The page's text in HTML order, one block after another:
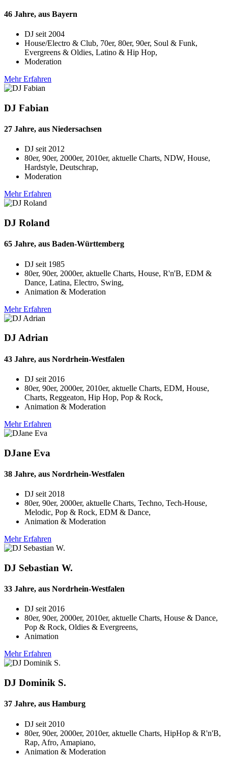
46 Jahre, aus Bayern
DJ seit 2004
House/Electro & Club, 70er, 80er, 90er, Soul & Funk,
Evergreens & Oldies, Latino & Hip Hop,
Moderation
Mehr Erfahren
DJ Fabian
27 Jahre, aus Niedersachsen
DJ seit 2012
80er, 90er, 2000er, 2010er, aktuelle Charts, NDW, House,
Hardstyle, Deutschrap,
Moderation
Mehr Erfahren
DJ Roland
65 Jahre, aus Baden-Württemberg
DJ seit 1985
80er, 90er, 2000er, aktuelle Charts, House, R'n'B, EDM &
Dance, Latina, Electro, Swing,
Animation & Moderation
Mehr Erfahren
DJ Adrian
43 Jahre, aus Nordrhein-Westfalen
DJ seit 2016
80er, 90er, 2000er, 2010er, aktuelle Charts, EDM, House,
Charts, Reggeaton, Hip Hop, Pop & Rock,
Animation & Moderation
Mehr Erfahren
DJane Eva
38 Jahre, aus Nordrhein-Westfalen
DJ seit 2018
80er, 90er, 2000er, aktuelle Charts, Techno, Tech-House,
Melodic, Pop & Rock, EDM & Dance,
Animation & Moderation
Mehr Erfahren
DJ Sebastian W.
33 Jahre, aus Nordrhein-Westfalen
DJ seit 2016
80er, 90er, 2000er, 2010er, aktuelle Charts, House & Dance,
Pop & Rock, Oldies & Evergreens,
Animation
Mehr Erfahren
DJ Dominik S.
37 Jahre, aus Hamburg
DJ seit 2010
80er, 90er, 2000er, 2010er, aktuelle Charts, HipHop & R'n'B,
Rap, Afro, Amapiano,
Animation & Moderation